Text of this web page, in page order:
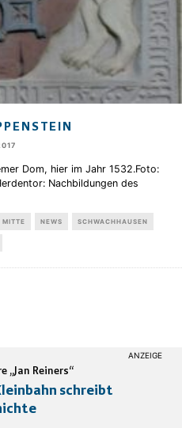
Dom, hier im Jahr 1532.Foto:
Nachbildungen des
MITTE NEWS SCHWACHHAUSEN
„Jan Reiners“
schreibt